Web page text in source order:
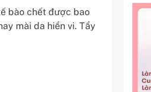
bào chết được bao
mài da hiển vi. Tẩy